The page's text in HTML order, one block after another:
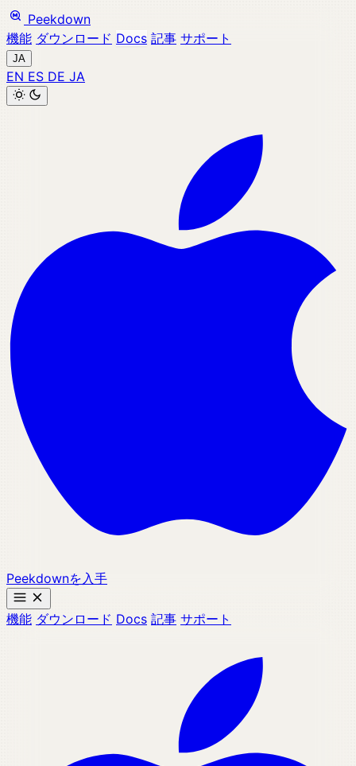
Peekdown
機能 ダウンロード Docs 記事 サポート
JA
EN ES DE JA
Peekdownを入手
機能 ダウンロード Docs 記事 サポート